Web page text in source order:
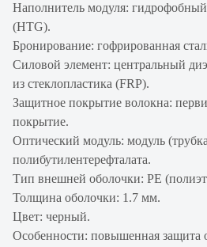
Наполнитель модуля:
(HTG).
Бронирование: гофрированная
Силовой элемент: центральный
из стеклопластика (FRP).
Защитное покрытие волокна:
покрытие.
Оптический модуль: модуль
полибутилентерефталата.
Тип внешней оболочки: PE
Толщина оболочки: 1.7 мм.
Цвет: черный.
Особенности: повышенная защита